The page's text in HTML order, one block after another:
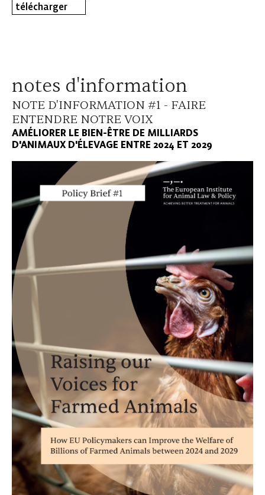
télécharger
notes d'information
NOTE D'INFORMATION #1 - FAIRE
ENTENDRE NOTRE VOIX
AMÉLIORER LE BIEN-ÊTRE DE MILLIARDS
D'ANIMAUX D'ÉLEVAGE ENTRE 2024 ET 2029